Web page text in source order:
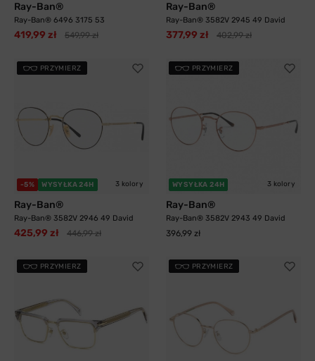
Ray-Ban®
Ray-Ban® 6496 3175 53
419,99 zł 549,99 zł
Ray-Ban®
Ray-Ban® 3582V 2945 49 David
377,99 zł 402,99 zł
PRZYMIERZ
-5% WYSYŁKA 24H 3 kolory
Ray-Ban®
Ray-Ban® 3582V 2946 49 David
425,99 zł 446,99 zł
PRZYMIERZ
WYSYŁKA 24H 3 kolory
Ray-Ban®
Ray-Ban® 3582V 2943 49 David
396,99 zł
PRZYMIERZ PRZYMIERZ